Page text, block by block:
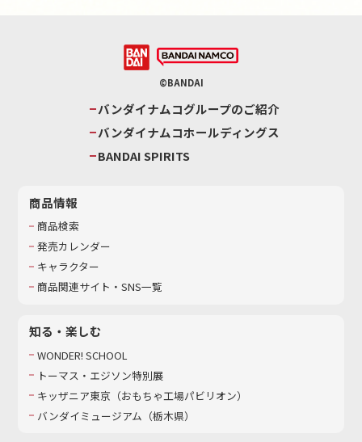
©BANDAI
バンダイナムコグループのご紹介
バンダイナムコホールディングス
BANDAI SPIRITS
商品情報
商品検索
発売カレンダー
キャラクター
商品関連サイト・SNS一覧
知る・楽しむ
WONDER! SCHOOL
トーマス・エジソン特別展
キッザニア東京（おもちゃ工場パビリオン）​
バンダイミュージアム（栃木県）